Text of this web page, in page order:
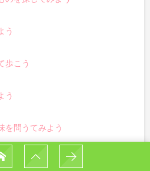
う
歩こう
う
を問うてみよう
よう